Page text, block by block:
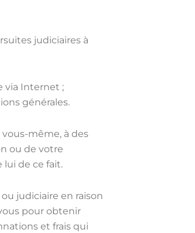
judiciaires à
via Internet ;
générales.
vous-même, à des
ou de votre
de ce fait.
judiciaire en raison
pour obtenir
et frais qui